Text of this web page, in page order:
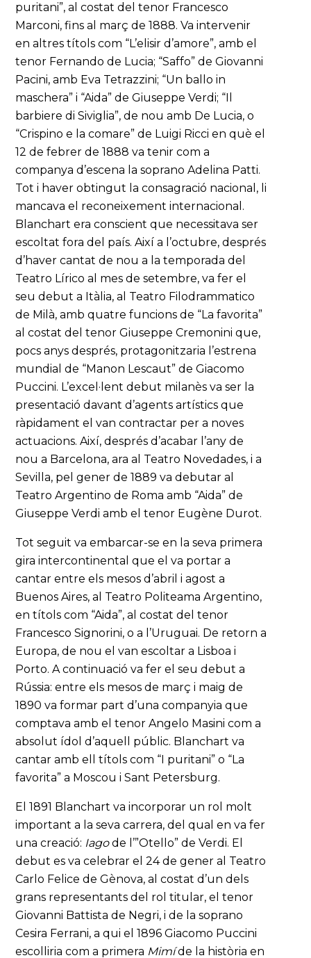
puritani”, al costat del tenor Francesco
Marconi, fins al març de 1888. Va intervenir
en altres títols com “L’elisir d’amore”, amb el
tenor Fernando de Lucia; “Saffo” de Giovanni
Pacini, amb Eva Tetrazzini; “Un ballo in
maschera” i “Aida” de Giuseppe Verdi; “Il
barbiere di Siviglia”, de nou amb De Lucia, o
“Crispino e la comare” de Luigi Ricci en què el
12 de febrer de 1888 va tenir com a
companya d’escena la soprano Adelina Patti.
Tot i haver obtingut la consagració nacional, li
mancava el reconeixement internacional.
Blanchart era conscient que necessitava ser
escoltat fora del país. Així a l’octubre, després
d’haver cantat de nou a la temporada del
Teatro Lírico al mes de setembre, va fer el
seu debut a Itàlia, al Teatro Filodrammatico
de Milà, amb quatre funcions de “La favorita”
al costat del tenor Giuseppe Cremonini que,
pocs anys després, protagonitzaria l’estrena
mundial de “Manon Lescaut” de Giacomo
Puccini. L’excel·lent debut milanès va ser la
presentació davant d’agents artístics que
ràpidament el van contractar per a noves
actuacions. Així, després d’acabar l’any de
nou a Barcelona, ara al Teatro Novedades, i a
Sevilla, pel gener de 1889 va debutar al
Teatro Argentino de Roma amb “Aida” de
Giuseppe Verdi amb el tenor Eugène Durot.
Tot seguit va embarcar-se en la seva primera
gira intercontinental que el va portar a
cantar entre els mesos d’abril i agost a
Buenos Aires, al Teatro Politeama Argentino,
en títols com “Aida”, al costat del tenor
Francesco Signorini, o a l’Uruguai. De retorn a
Europa, de nou el van escoltar a Lisboa i
Porto. A continuació va fer el seu debut a
Rússia: entre els mesos de març i maig de
1890 va formar part d’una companyia que
comptava amb el tenor Angelo Masini com a
absolut ídol d’aquell públic. Blanchart va
cantar amb ell títols com “I puritani” o “La
favorita” a Moscou i Sant Petersburg.
El 1891 Blanchart va incorporar un rol molt
important a la seva carrera, del qual en va fer
una creació: Iagode l’”Otello” de Verdi. El
debut es va celebrar el 24 de gener al Teatro
Carlo Felice de Gènova, al costat d’un dels
grans representants del rol titular, el tenor
Giovanni Battista de Negri, i de la soprano
Cesira Ferrani, a qui el 1896 Giacomo Puccini
escolliria com a primera Mimíde la història en